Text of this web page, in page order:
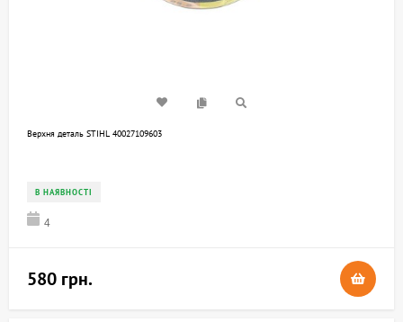
Верхня деталь STIHL 40027109603
В НАЯВНОСТІ
4
580 грн.